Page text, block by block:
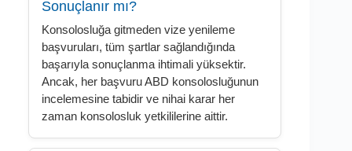
Sonuçlanır mı?
Konsolosluğa gitmeden vize yenileme
başvuruları, tüm şartlar sağlandığında
başarıyla sonuçlanma ihtimali yüksektir.
Ancak, her başvuru ABD konsolosluğunun
incelemesine tabidir ve nihai karar her
zaman konsolosluk yetkililerine aittir.